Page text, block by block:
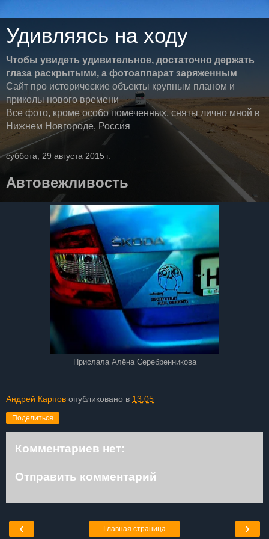
Удивляясь на ходу
Чтобы увидеть удивительное, достаточно держать
глаза раскрытыми, а фотоаппарат заряженным
Сайт про исторические объекты крупным планом и
приколы нового времени
Все фото, кроме особо помеченных, сняты лично мной в
Нижнем Новгороде, Россия
суббота, 29 августа 2015 г.
Автовежливость
Прислала Алёна Серебренникова
Андрей Карпов опубликовано в 13:05
Поделиться
Комментариев нет:
Отправить комментарий
‹ ›
Главная страница